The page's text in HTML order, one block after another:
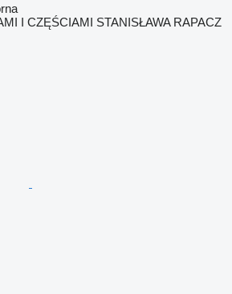
I CZĘŚCIAMI STANISŁAWA RAPACZ